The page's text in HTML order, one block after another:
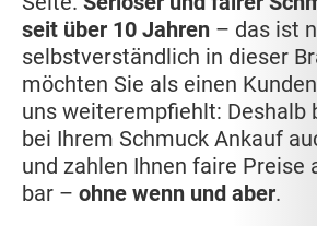
seit über 10 Jahren – das ist
selbstverständlich in dieser
möchten Sie als einen
uns weiterempfiehlt: Deshalb
bei Ihrem Schmuck Ankauf
und zahlen Ihnen faire Preise
bar – ohne wenn und aber.